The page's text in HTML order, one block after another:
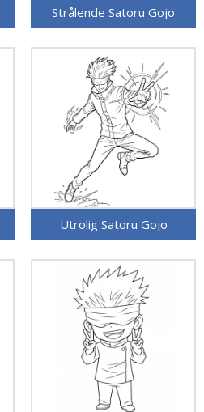
Strålende Satoru Gojo
Utrolig Satoru Gojo